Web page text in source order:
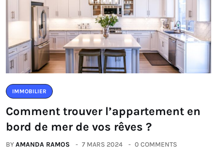
IMMOBILIER
Comment trouver l’appartement en
bord de mer de vos rêves ?
BYAMANDA RAMOS 7 MARS 2024 0 COMMENTS